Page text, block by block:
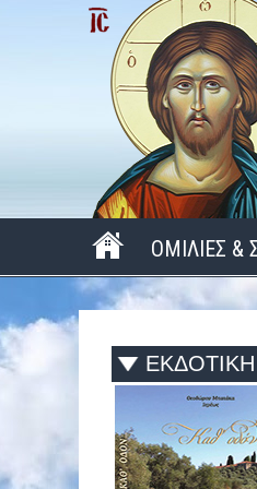
ΟΜΙΛΙΕΣ
ΠΕΡΙΟΔΟΣ
ΠΕΡΙΟΔΟΣ
ΠΕΡΙΟΔΟΣ
ΠΕΡΙΟΔΟΣ